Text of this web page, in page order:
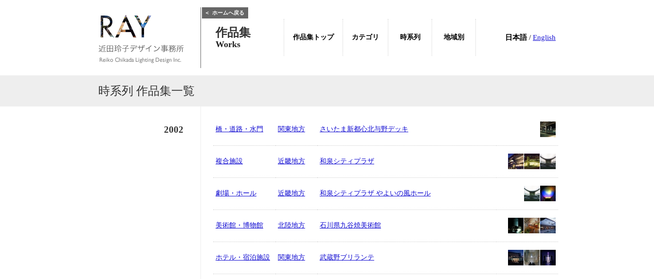
作品集
Works
＜ ホームへ戻る
作品集トップ カテゴリ 時系列 地域別 日本語/ English
時系列 作品集一覧
2002 橋・道路・水門 関東地方 さいたま新都心北与野デッキ
複合施設 近畿地方 和泉シティプラザ
劇場・ホール 近畿地方 和泉シティプラザ やよいの風ホール
美術館・博物館 北陸地方 石川県九谷焼美術館
ホテル・宿泊施設 関東地方 武蔵野ブリランテ